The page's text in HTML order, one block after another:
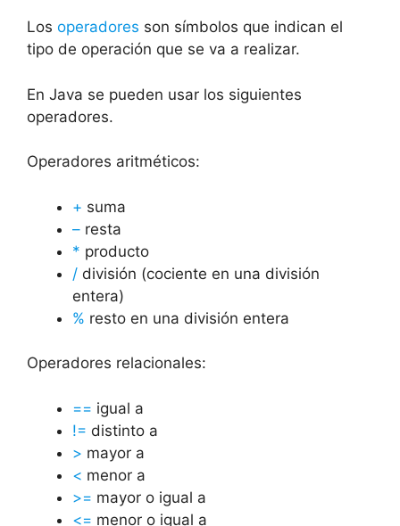
Los operadores son símbolos que indican el
tipo de operación que se va a realizar.
En Java se pueden usar los siguientes
operadores.
Operadores aritméticos:
+ suma
– resta
* producto
/ división (cociente en una división
entera)
% resto en una división entera
Operadores relacionales:
== igual a
!= distinto a
> mayor a
< menor a
>= mayor o igual a
<= menor o igual a